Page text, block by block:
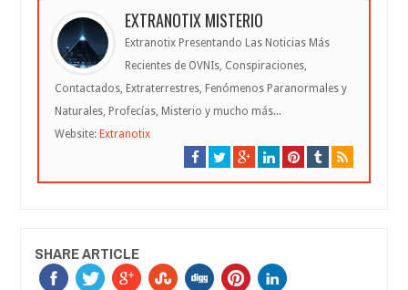
EXTRANOTIX MISTERIO
Extranotix Presentando Las Noticias Más
Recientes de OVNIs, Conspiraciones,
Contactados, Extraterrestres, Fenómenos Paranormales y
Naturales, Profecías, Misterio y mucho más...
Website: Extranotix
SHARE ARTICLE